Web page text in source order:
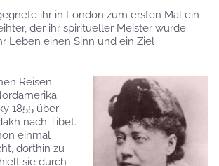
ihr in London zum ersten Mal ein
der ihr spiritueller Meister wurde.
Leben einen Sinn und ein Ziel
Reisen
1855 über
nach Tibet.
einmal
dorthin zu
sie durch